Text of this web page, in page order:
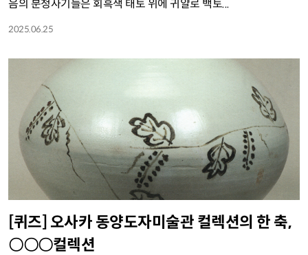
음의 분청사기들은 회흑색 태토 위에 귀얄로 백토...
2025.06.25
[퀴즈] 오사카 동양도자미술관 컬렉션의 한 축,
〇〇〇컬렉션